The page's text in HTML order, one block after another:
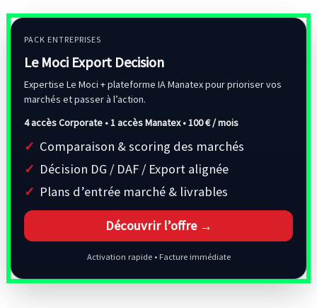
PACK ENTREPRISES
Le Moci Export Decision
Expertise Le Moci + plateforme IA Manatex pour prioriser vos
marchés et passer à l’action.
4 accès Corporate • 1 accès Manatex •100 € / mois
Comparaison & scoring des marchés
Décision DG / DAF / Export alignée
Plans d’entrée marché & livrables
Découvrir l’offre →
Activation rapide • Facture immédiate